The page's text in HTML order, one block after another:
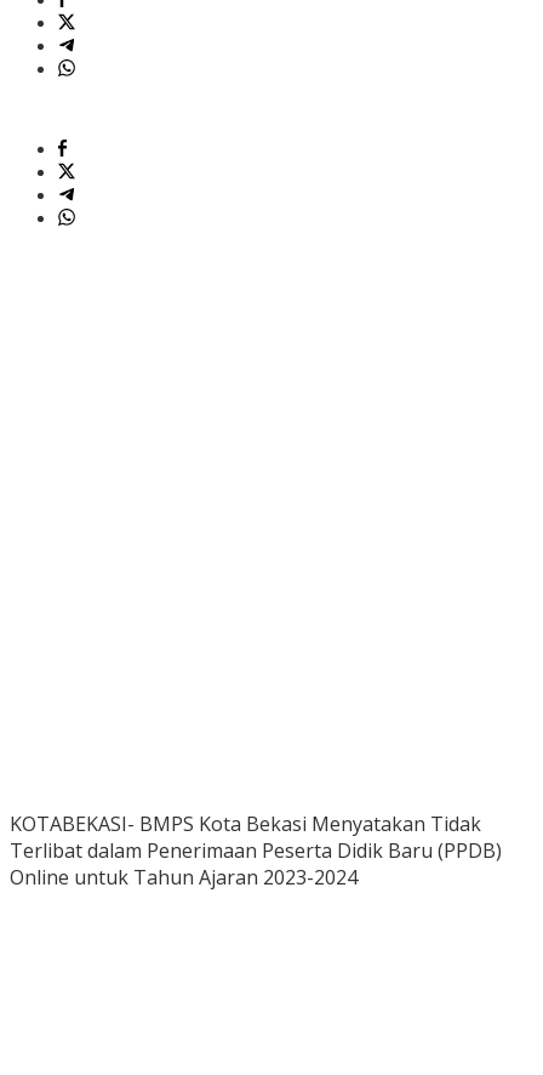
KOTABEKASI- BMPS Kota Bekasi Menyatakan Tidak
Terlibat dalam Penerimaan Peserta Didik Baru (PPDB)
Online untuk Tahun Ajaran 2023-2024